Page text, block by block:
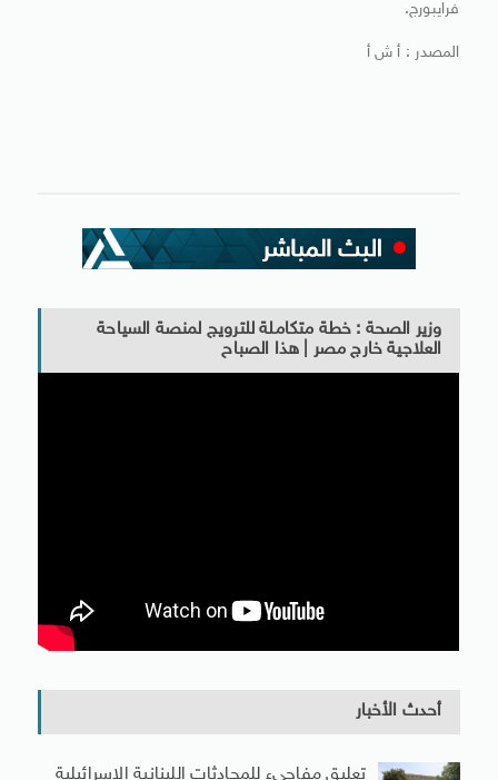
فرايبورج.
المصدر : أ ش أ
وزير الصحة : خطة متكاملة للترويج لمنصة السياحة
العلاجية خارج مصر | هذا الصباح
أحدث الأخبار
تعليق مفاجىء للمحادثات اللبنانية الإسرائيلية